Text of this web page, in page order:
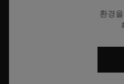
Category A Registration
환경